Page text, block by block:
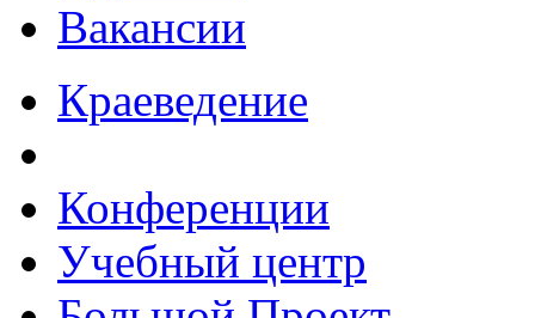
Вакансии
Краеведение
Конференции
Учебный центр